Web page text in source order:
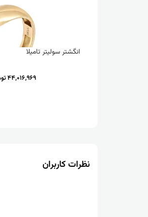
انگشتر سولیتر تامیلا
44,016,969 تومان
نظرات کاربران